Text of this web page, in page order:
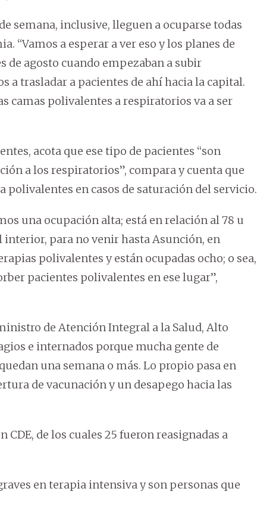
semana, inclusive, lleguen a ocuparse todas
“Vamos a esperar a ver eso y los planes de
de agosto cuando empezaban a subir
a trasladar a pacientes de ahí hacia la capital.
camas polivalentes a respiratorios va a ser
acota que ese tipo de pacientes “son
a los respiratorios”, compara y cuenta que
polivalentes en casos de saturación del servicio.
una ocupación alta; está en relación al 78 u
interior, para no venir hasta Asunción, en
polivalentes y están ocupadas ocho; o sea,
pacientes polivalentes en ese lugar”,
de Atención Integral a la Salud, Alto
e internados porque mucha gente de
una semana o más. Lo propio pasa en
de vacunación y un desapego hacia las
de los cuales 25 fueron reasignadas a
en terapia intensiva y son personas que